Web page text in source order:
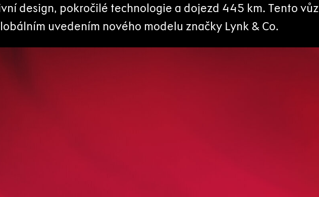
design, pokročilé technologie a dojezd 445 km. Tento vůz
uvedením nového modelu značky Lynk & Co.